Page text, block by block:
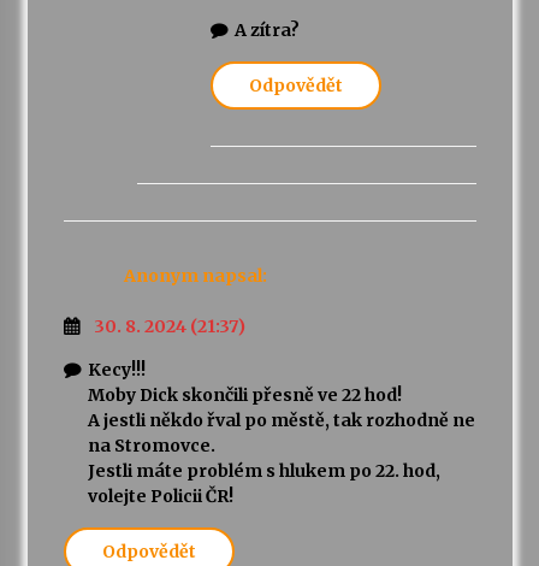
A zítra?
Odpovědět
Anonym napsal:
30. 8. 2024 (21:37)
Kecy!!!
Moby Dick skončili přesně ve 22 hod!
A jestli někdo řval po městě, tak rozhodně ne
na Stromovce.
Jestli máte problém s hlukem po 22. hod,
volejte Policii ČR!
Odpovědět